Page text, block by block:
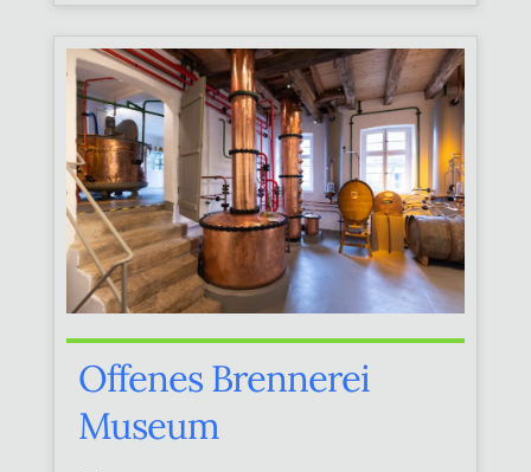
Offenes Brennerei
Museum